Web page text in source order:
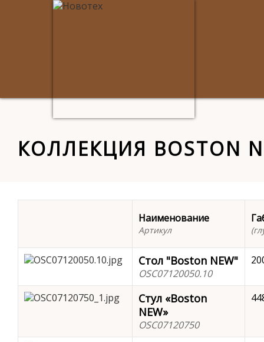
КОЛЛЕКЦИЯ BOSTON
Наименование
Артикул
Стол "Boston NEW"
OSC07120050.10
Стул «Boston
NEW»
OSC07120750